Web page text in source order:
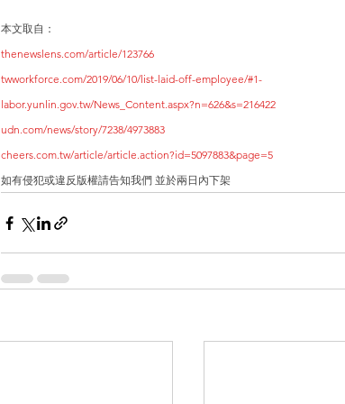
本文取自：
thenewslens.com/article/123766
twworkforce.com/2019/06/10/list-laid-off-employee/#1-
labor.yunlin.gov.tw/News_Content.aspx?n=626&s=216422
udn.com/news/story/7238/4973883
cheers.com.tw/article/article.action?id=5097883&page=5
如有侵犯或違反版權請告知我們 並於兩日內下架